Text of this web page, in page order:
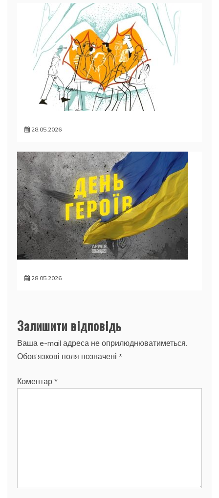
28.05.2026
28.05.2026
Залишити відповідь
Ваша e-mail адреса не оприлюднюватиметься.
Обов’язкові поля позначені *
Коментар *